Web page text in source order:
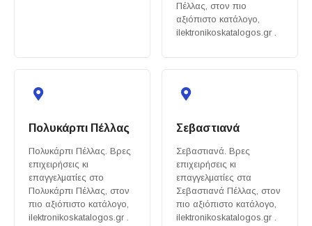
Πέλλας, στον πιο
αξιόπιστο κατάλογο,
ilektronikoskatalogos.gr .
Πολυκάρπι Πέλλας
Πολυκάρπι Πέλλας. Βρες
επιχειρήσεις κι
επαγγελματίες στο
Πολυκάρπι Πέλλας, στον
πιο αξιόπιστο κατάλογο,
ilektronikoskatalogos.gr .
Σεβαστιανά
Σεβαστιανά. Βρες
επιχειρήσεις κι
επαγγελματίες στα
Σεβαστιανά Πέλλας, στον
πιο αξιόπιστο κατάλογο,
ilektronikoskatalogos.gr .